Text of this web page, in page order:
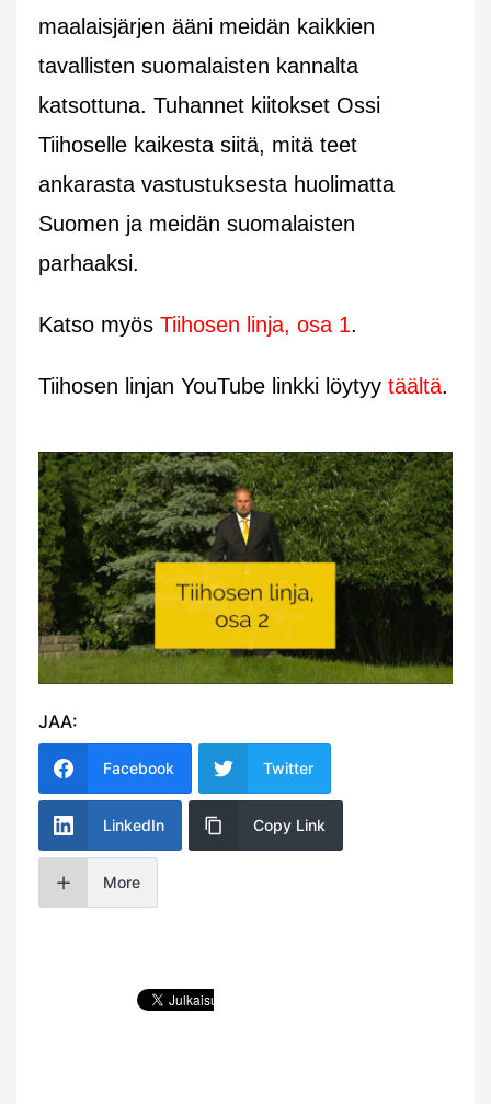
maalaisjärjen ääni meidän kaikkien
tavallisten suomalaisten kannalta
katsottuna. Tuhannet kiitokset Ossi
Tiihoselle kaikesta siitä, mitä teet
ankarasta vastustuksesta huolimatta
Suomen ja meidän suomalaisten
parhaaksi.
Katso myös Tiihosen linja, osa 1.
Tiihosen linjan YouTube linkki löytyy täältä.
JAA:
Facebook Twitter
LinkedIn Copy Link
More